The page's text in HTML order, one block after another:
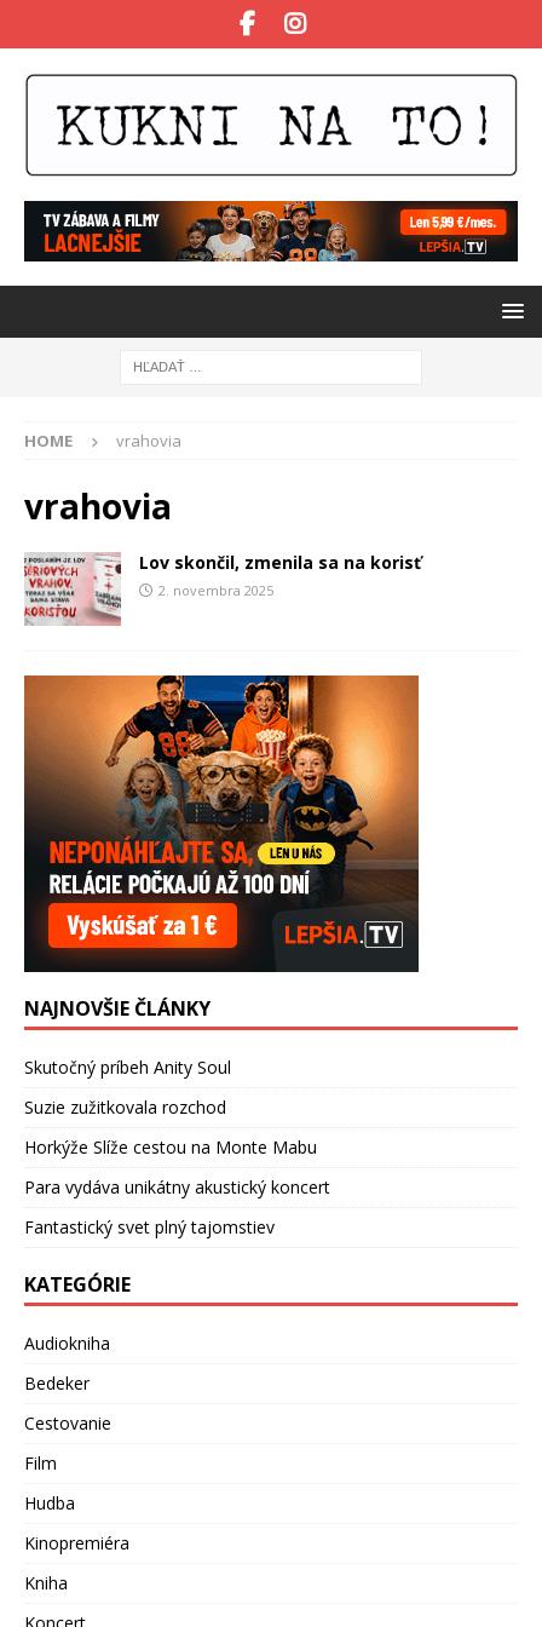
HOME vrahovia
vrahovia
Lov skončil, zmenila sa na korisť
2. novembra 2025
NAJNOVŠIE ČLÁNKY
Skutočný príbeh Anity Soul
Suzie zužitkovala rozchod
Horkýže Slíže cestou na Monte Mabu
Para vydáva unikátny akustický koncert
Fantastický svet plný tajomstiev
KATEGÓRIE
Audiokniha
Bedeker
Cestovanie
Film
Hudba
Kinopremiéra
Kniha
Koncert